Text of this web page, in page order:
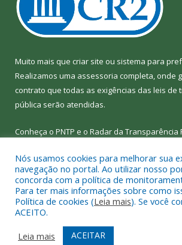
Muito mais que criar site ou sistema para
Realizamos uma assessoria completa, onde
contrato que todas as exigências das leis de
pública serão atendidas.
Conheça o PNTP e o Radar da Transparência
Todos os direitos reservados a Câmara
do Tocantins.
Mapa do Site
Acessar Área Administrativa
Nós usamos cookies para melhorar sua
navegação no portal. Ao utilizar nosso
concorda com a política de
Para ter mais informações sobre como
Política de cookies (Leia mais). Se você
ACEITO.
Leia mais
ACEITAR